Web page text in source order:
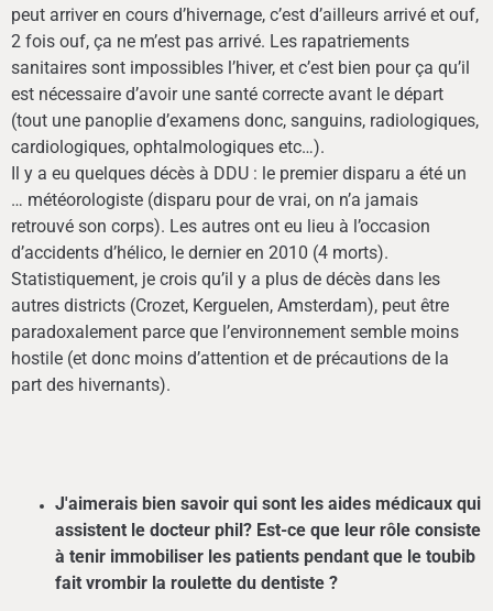
peut arriver en cours d’hivernage, c’est d’ailleurs arrivé et ouf,
2 fois ouf, ça ne m’est pas arrivé. Les rapatriements
sanitaires sont impossibles l’hiver, et c’est bien pour ça qu’il
est nécessaire d’avoir une santé correcte avant le départ
(tout une panoplie d’examens donc, sanguins, radiologiques,
cardiologiques, ophtalmologiques etc…).
Il y a eu quelques décès à DDU : le premier disparu a été un
… météorologiste (disparu pour de vrai, on n’a jamais
retrouvé son corps). Les autres ont eu lieu à l’occasion
d’accidents d’hélico, le dernier en 2010 (4 morts).
Statistiquement, je crois qu’il y a plus de décès dans les
autres districts (Crozet, Kerguelen, Amsterdam), peut être
paradoxalement parce que l’environnement semble moins
hostile (et donc moins d’attention et de précautions de la
part des hivernants).
J'aimerais bien savoir qui sont les aides médicaux qui
assistent le docteur phil? Est-ce que leur rôle consiste
à tenir immobiliser les patients pendant que le toubib
fait vrombir la roulette du dentiste ?